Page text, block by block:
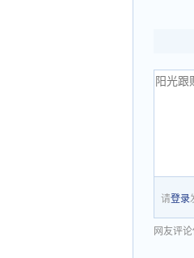
请登录
网友评